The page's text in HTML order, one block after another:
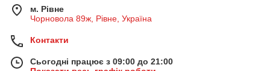
м. Рівне
Чорновола 89ж, Рівне, Україна
Контакти
Сьогодні працює з 09:00 до 21:00